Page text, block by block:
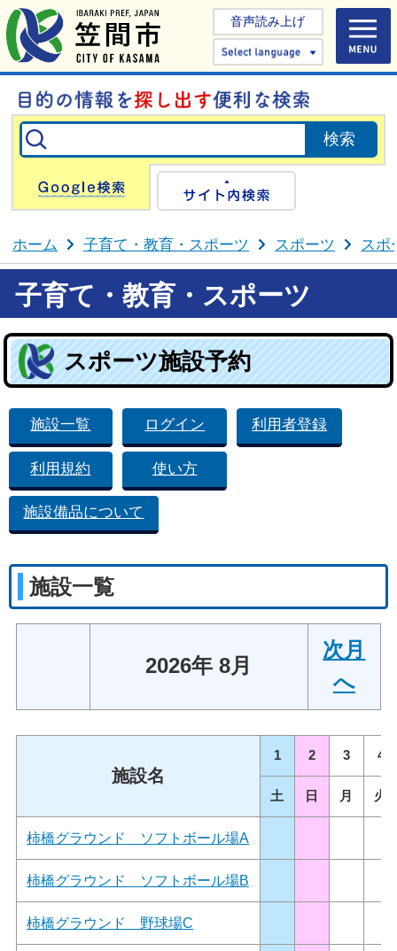
音声読み上げ
Select
Google検索
ホーム 子育て・教育・スポーツ スポーツ スポ
子育て・教育・スポーツ
スポーツ施設予約
施設一覧 ログイン 利用者登録
利用規約 使い方
施設備品について
施設一覧
2026年 8月
次月
へ
施設名
1 2 3 4
土 日 月 火
柿橋グラウンド ソフトボール場A
柿橋グラウンド ソフトボール場B
柿橋グラウンド 野球場C